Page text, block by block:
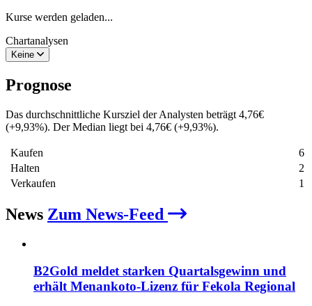
Kurse werden geladen...
Chartanalysen
Keine
Prognose
Das durchschnittliche Kursziel der Analysten beträgt 4,76€
(+9,93%). Der Median liegt bei 4,76€ (+9,93%).
Kaufen
6
Halten
2
Verkaufen
1
News Zum News-Feed
B2Gold meldet starken Quartalsgewinn und
erhält Menankoto-Lizenz für Fekola Regional